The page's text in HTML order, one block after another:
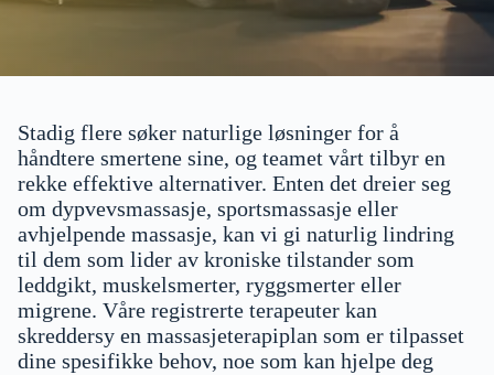
Stadig flere søker naturlige løsninger for å
håndtere smertene sine, og teamet vårt tilbyr en
rekke effektive alternativer. Enten det dreier seg
om dypvevsmassasje, sportsmassasje eller
avhjelpende massasje, kan vi gi naturlig lindring
til dem som lider av kroniske tilstander som
leddgikt, muskelsmerter, ryggsmerter eller
migrene. Våre registrerte terapeuter kan
skreddersy en massasjeterapiplan som er tilpasset
dine spesifikke behov, noe som kan hjelpe deg